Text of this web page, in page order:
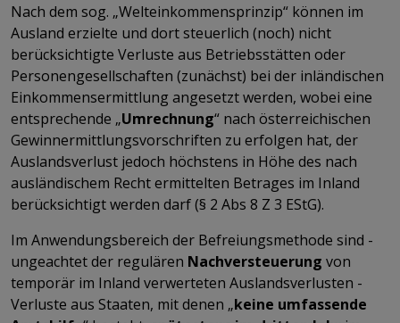
Nach dem sog. „Welteinkommensprinzip“ können im
Ausland erzielte und dort steuerlich (noch) nicht
berücksichtigte Verluste aus Betriebsstätten oder
Personengesellschaften (zunächst) bei der inländischen
Einkommensermittlung angesetzt werden, wobei eine
entsprechende „Umrechnung“ nach österreichischen
Gewinnermittlungsvorschriften zu erfolgen hat, der
Auslandsverlust jedoch höchstens in Höhe des nach
ausländischem Recht ermittelten Betrages im Inland
berücksichtigt werden darf (§ 2 Abs 8 Z 3 EStG).
Im Anwendungsbereich der Befreiungsmethode sind -
ungeachtet der regulären Nachversteuerung von
temporär im Inland verwerteten Auslandsverlusten -
Verluste aus Staaten, mit denen „keine umfassende